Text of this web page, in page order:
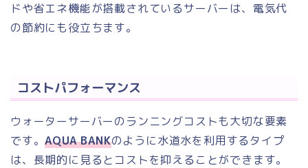
ドや省エネ機能が搭載されているサーバーは、電気代
の節約にも役立ちます。
コストパフォーマンス
ウォーターサーバーのランニングコストも大切な要素
です。AQUA BANKのように水道水を利用するタイプ
は、長期的に見るとコストを抑えることができます。